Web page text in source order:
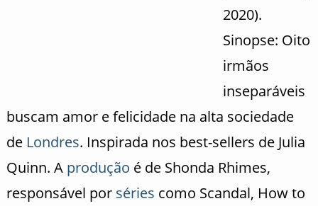
2020).
Sinopse: Oito
irmãos
inseparáveis
buscam amor e felicidade na alta sociedade
de Londres. Inspirada nos best-sellers de Julia
Quinn. A produção é de Shonda Rhimes,
responsável por séries como Scandal, How to